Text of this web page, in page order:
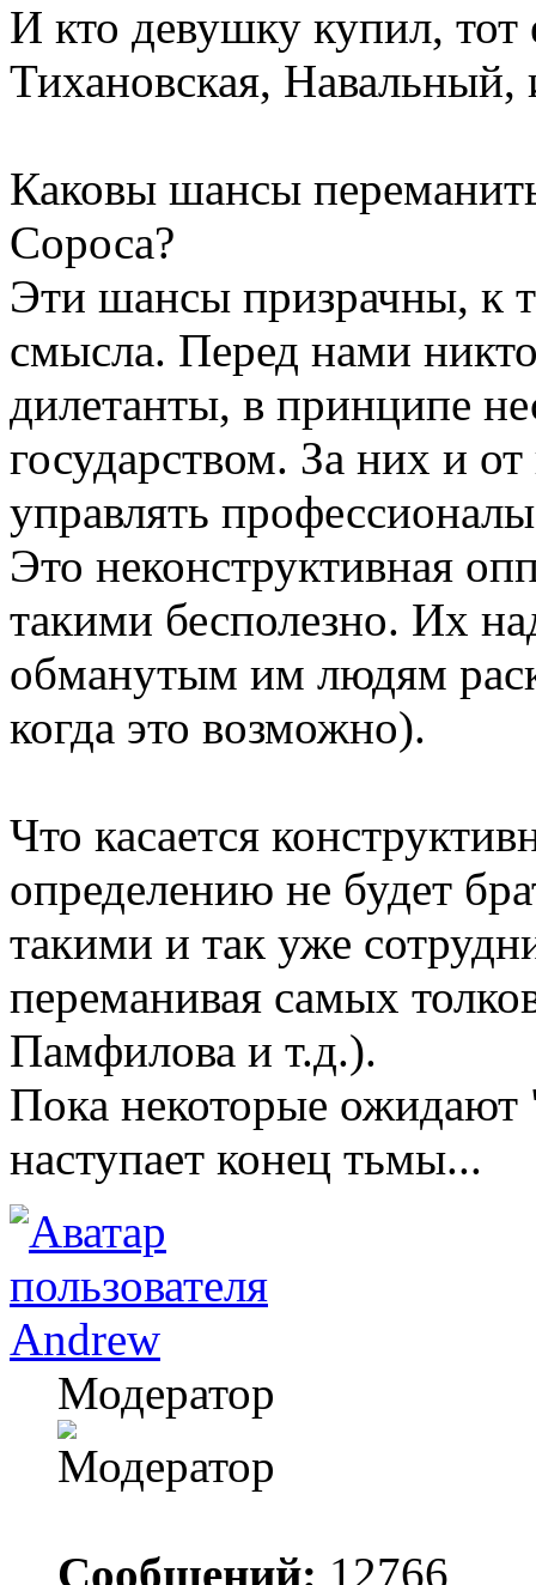
И кто девушку купил, тот
Тихановская,
Каковы шансы
Сороса?
Эти шансы призрачны, к
смысла. Перед нами
дилетанты, в принципе
государством. За них и
управлять
Это неконструктивная
такими бесполезно. Их
обманутым им людям
когда это возможно).
Что касается
определению не будет
такими и так уже
переманивая самых
Памфилова и т.д.).
Пока некоторые ожидают
наступает конец тьмы...
Andrew
Модератор
Сообщений: 12766